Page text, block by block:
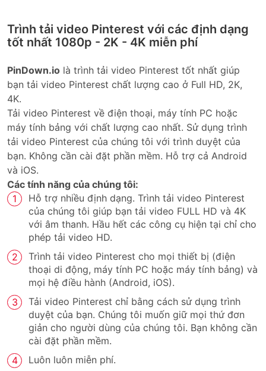
Trình tải video Pinterest với các định dạng
tốt nhất 1080p - 2K - 4K miễn phí
PinDown.io là trình tải video Pinterest tốt nhất giúp
bạn tải video Pinterest chất lượng cao ở Full HD, 2K,
4K.
Tải video Pinterest về điện thoại, máy tính PC hoặc
máy tính bảng với chất lượng cao nhất. Sử dụng trình
tải video Pinterest của chúng tôi với trình duyệt của
bạn. Không cần cài đặt phần mềm. Hỗ trợ cả Android
và iOS.
Các tính năng của chúng tôi:
Hỗ trợ nhiều định dạng. Trình tải video Pinterest
của chúng tôi giúp bạn tải video FULL HD và 4K
với âm thanh. Hầu hết các công cụ hiện tại chỉ cho
phép tải video HD.
Trình tải video Pinterest cho mọi thiết bị (điện
thoại di động, máy tính PC hoặc máy tính bảng) và
mọi hệ điều hành (Android, iOS).
Tải video Pinterest chỉ bằng cách sử dụng trình
duyệt của bạn. Chúng tôi muốn giữ mọi thứ đơn
giản cho người dùng của chúng tôi. Bạn không cần
cài đặt phần mềm.
Luôn luôn miễn phí.